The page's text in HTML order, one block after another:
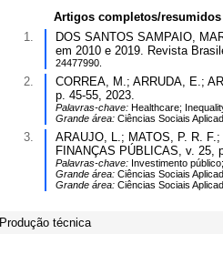
Artigos completos/
1.
DOS SANTOS SAMPAIO,
em 2010 e 2019. Revista
24477990.
2.
CORREA, M.; ARRUDA, E.;
p. 45-55, 2023.
Palavras-chave: Healthcare;
Grande área: Ciências Sociais
3.
ARAUJO, L.; MATOS, P. R.
FINANÇAS PÚBLICAS, v. 25,
Palavras-chave: Investimento
Grande área: Ciências Sociais
Grande área: Ciências Sociais
Produção técnica